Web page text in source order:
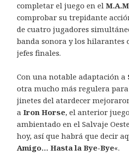
completar el juego en el
comprobar su trepidante
de cuatro jugadores
banda sonora y los hilarantes
jefes finales.
Con una notable adaptación a
otra mucho más regulera
jinetes del atardecer
aIron Horse, el anterior
ambientado en el Salvaje
hoy, así que habrá que decir
Amigo… Hasta la Bye-Bye«.